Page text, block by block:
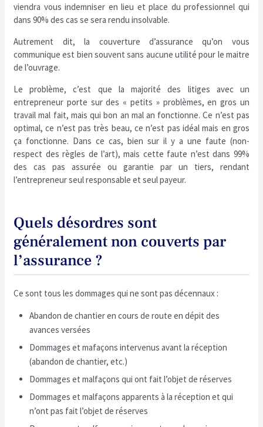
viendra vous indemniser en lieu et place du professionnel qui
dans 90% des cas se sera rendu insolvable.
Autrement dit, la couverture d’assurance qu’on vous
communique est bien souvent sans aucune utilité pour le maitre
de l’ouvrage.
Le problème, c’est que la majorité des litiges avec un
entrepreneur porte sur des « petits » problèmes, en gros un
travail mal fait, mais qui bon an mal an fonctionne. Ce n’est pas
optimal, ce n’est pas très beau, ce n’est pas idéal mais en gros
ça fonctionne. Dans ce cas, bien sur il y a une faute (non-
respect des règles de l’art), mais cette faute n’est dans 99%
des cas pas assurée ou garantie par un tiers, rendant
l’entrepreneur seul responsable et seul payeur.
Quels désordres sont
généralement non couverts par
l’assurance ?
Ce sont tous les dommages qui ne sont pas décennaux :
Abandon de chantier en cours de route en dépit des
avances versées
Dommages et mafaçons intervenus avant la réception
(abandon de chantier, etc.)
Dommages et malfaçons qui ont fait l’objet de réserves
Dommages et malfaçons apparents à la réception et qui
n’ont pas fait l’objet de réserves